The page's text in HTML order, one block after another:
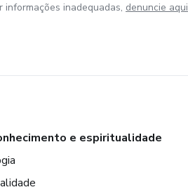
inadequadas, denuncie aqui
e espiritualidade